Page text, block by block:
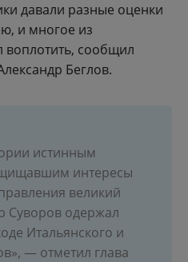
давали разные оценки
и многое из
воплотить, сообщил
Беглов.
истинным
интересы
великий
Суворов одержал
Итальянского и
— отметил глава